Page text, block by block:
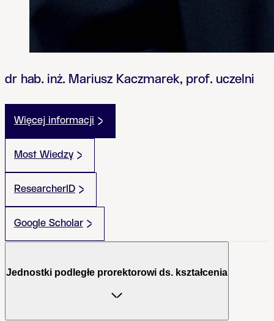
dr hab. inż. Mariusz Kaczmarek, prof. uczelni
Więcej informacji
Most Wiedzy
ResearcherID
Google Scholar
Jednostki podległe prorektorowi ds. kształcenia